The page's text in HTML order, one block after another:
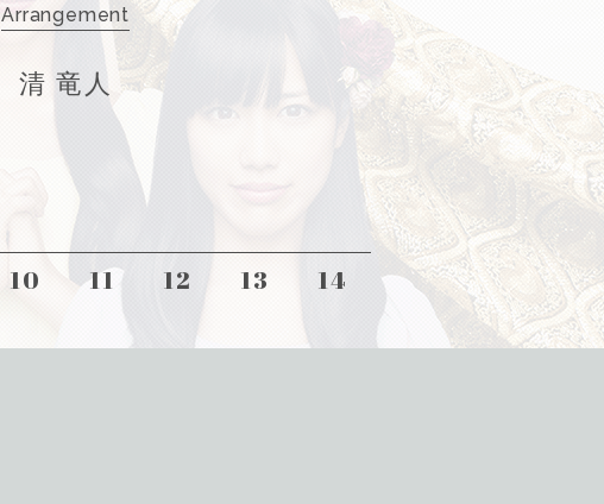
Arrangement
清 竜人
10 11 12 13 14